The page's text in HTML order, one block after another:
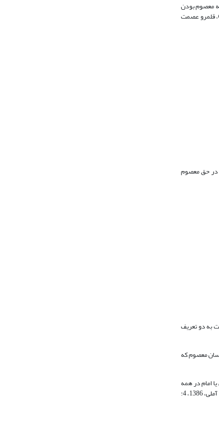
معصوم بودن
قلمرو عصمت
در حق معصوم
به دو تعریف
نیرویى و چیزى است در انسان معصوم که
امام در همه
شئون و امور علمی و ابعاد ادراکی خود، معصوم باشد. قسم دوم یعنی عصمت عملی، آن است که نبیّ یا وصیّ، در جمیع شئون عملی و ابعاد رفتاریش، معصوم باشد (جوادی آملی، 1386، 4: